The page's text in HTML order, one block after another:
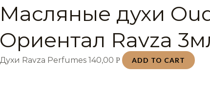
Масляные духи
Ориентал Ravza
Духи Ravza Perfumes140,00Р ADD TO CART